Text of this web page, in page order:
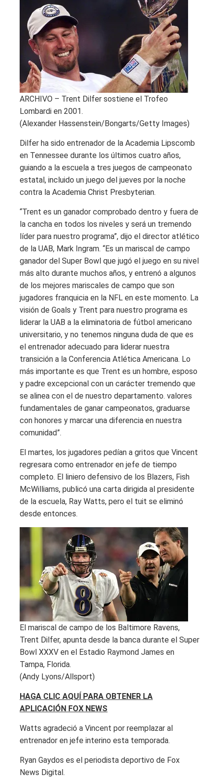
ARCHIVO – Trent Dilfer sostiene el Trofeo
Lombardi en 2001.
(Alexander Hassenstein/Bongarts/Getty Images)
Dilfer ha sido entrenador de la Academia Lipscomb
en Tennessee durante los últimos cuatro años,
guiando a la escuela a tres juegos de campeonato
estatal, incluido un juego del jueves por la noche
contra la Academia Christ Presbyterian.
“Trent es un ganador comprobado dentro y fuera de
la cancha en todos los niveles y será un tremendo
líder para nuestro programa”, dijo el director atlético
de la UAB, Mark Ingram. “Es un mariscal de campo
ganador del Super Bowl que jugó el juego en su nivel
más alto durante muchos años, y entrenó a algunos
de los mejores mariscales de campo que son
jugadores franquicia en la NFL en este momento. La
visión de Goals y Trent para nuestro programa es
liderar la UAB a la eliminatoria de fútbol americano
universitario, y no tenemos ninguna duda de que es
el entrenador adecuado para liderar nuestra
transición a la Conferencia Atlética Americana. Lo
más importante es que Trent es un hombre, esposo
y padre excepcional con un carácter tremendo que
se alinea con el de nuestro departamento. valores
fundamentales de ganar campeonatos, graduarse
con honores y marcar una diferencia en nuestra
comunidad”.
El martes, los jugadores pedían a gritos que Vincent
regresara como entrenador en jefe de tiempo
completo. El liniero defensivo de los Blazers, Fish
McWilliams, publicó una carta dirigida al presidente
de la escuela, Ray Watts, pero el tuit se eliminó
desde entonces.
El mariscal de campo de los Baltimore Ravens,
Trent Dilfer, apunta desde la banca durante el Super
Bowl XXXV en el Estadio Raymond James en
Tampa, Florida.
(Andy Lyons/Allsport)
HAGA CLIC AQUÍ PARA OBTENER LA
APLICACIÓN FOX NEWS
Watts agradeció a Vincent por reemplazar al
entrenador en jefe interino esta temporada.
Ryan Gaydos es el periodista deportivo de Fox
News Digital.